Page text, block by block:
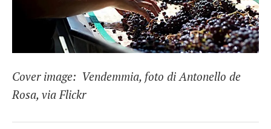
Cover image: Vendemmia, foto di Antonello de
Rosa, via Flickr